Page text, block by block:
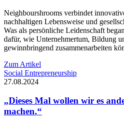
Neighbourshrooms verbindet
nachhaltigen Lebensweise und
Was als persönliche Leidenschaft
dafür, wie Unternehmertum, Bildung
gewinnbringend zusammenarbeiten
Zum Artikel
Social Entrepreneurship
27.08.2024
„Dieses Mal wollen wir es
machen.“